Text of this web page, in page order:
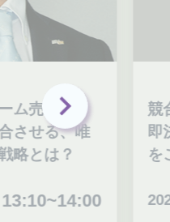
ム売上600
させる、唯
略とは？
13:10~14:00
競
即
を